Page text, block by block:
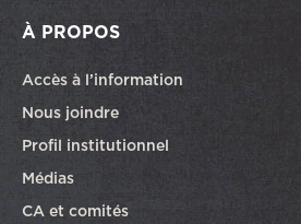
À PROPOS
Accès à l’information
Nous joindre
Profil institutionnel
Médias
CA et comités